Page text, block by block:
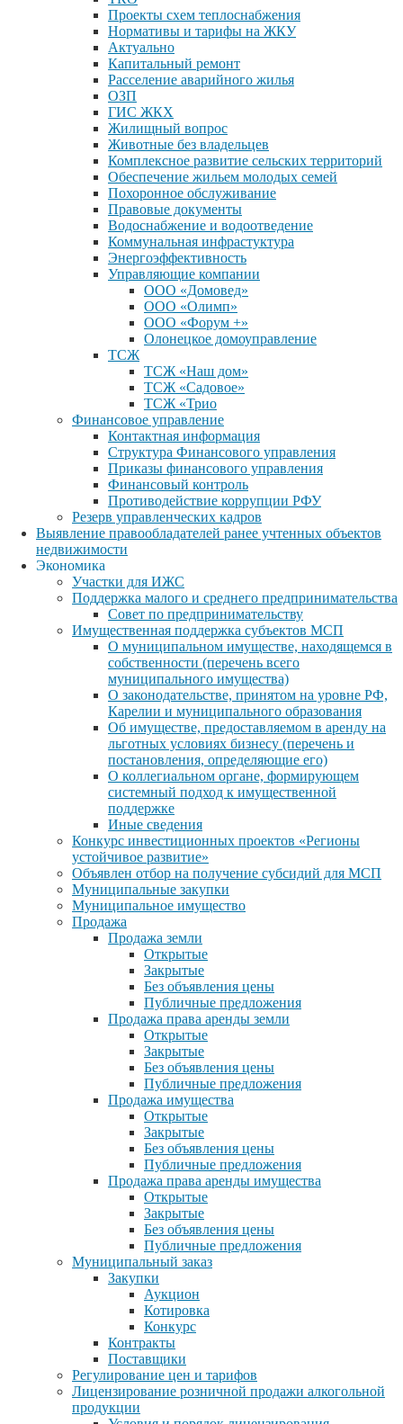
Проекты схем теплоснабжения
Нормативы и тарифы на ЖКУ
Актуально
Капитальный ремонт
Расселение аварийного жилья
ОЗП
ГИС ЖКХ
Жилищный вопрос
Животные без владельцев
Комплексное развитие сельских территорий
Обеспечение жильем молодых семей
Похоронное обслуживание
Правовые документы
Водоснабжение и водоотведение
Коммунальная инфрастуктура
Энергоэффективность
Управляющие компании
ООО «Домовед»
ООО «Олимп»
ООО «Форум +»
Олонецкое домоуправление
ТСЖ
ТСЖ «Наш дом»
ТСЖ «Садовое»
ТСЖ «Трио
Финансовое управление
Контактная информация
Структура Финансового управления
Приказы финансового управления
Финансовый контроль
Противодействие коррупции РФУ
Резерв управленческих кадров
Выявление правообладателей ранее учтенных объектов
недвижимости
Экономика
Участки для ИЖС
Поддержка малого и среднего предпринимательства
Совет по предпринимательству
Имущественная поддержка субъектов МСП
О муниципальном имуществе, находящемся в
собственности (перечень всего
муниципального имущества)
О законодательстве, принятом на уровне РФ,
Карелии и муниципального образования
Об имуществе, предоставляемом в аренду на
льготных условиях бизнесу (перечень и
постановления, определяющие его)
О коллегиальном органе, формирующем
системный подход к имущественной
поддержке
Иные сведения
Конкурс инвестиционных проектов «Регионы
устойчивое развитие»
Объявлен отбор на получение субсидий для МСП
Муниципальные закупки
Муниципальное имущество
Продажа
Продажа земли
Открытые
Закрытые
Без объявления цены
Публичные предложения
Продажа права аренды земли
Открытые
Закрытые
Без объявления цены
Публичные предложения
Продажа имущества
Открытые
Закрытые
Без объявления цены
Публичные предложения
Продажа права аренды имущества
Открытые
Закрытые
Без объявления цены
Публичные предложения
Муниципальный заказ
Закупки
Аукцион
Котировка
Конкурс
Контракты
Поставщики
Регулирование цен и тарифов
Лицензирование розничной продажи алкогольной
продукции